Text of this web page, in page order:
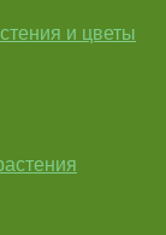
и цветы